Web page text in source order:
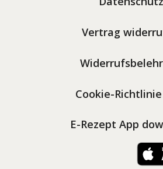
Vertrag
Cookie-Richtlinie
E-Rezept App